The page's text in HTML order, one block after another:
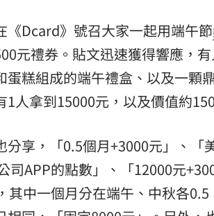
《Dcard》號召大家一起用端午節
元禮券。貼文迅速獲得響應，
蛋糕組成的端午禮盒、以及一顆
1人拿到15000元，以及價值約
分享，「0.5個月+3000元」、「
司APP的點數」、「12000元
其中一個月分在端午、中秋各